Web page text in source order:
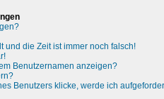
und die Zeit ist immer noch falsch!
Benutzernamen anzeigen?
Benutzers klicke, werde ich